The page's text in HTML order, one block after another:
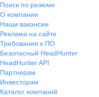
Поиск по резюме
О компании
Наши вакансии
Реклама на сайте
Требования к ПО
Безопасный HeadHunter
HeadHunter API
Партнерам
Инвесторам
Каталог компаний